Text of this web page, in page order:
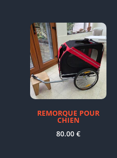
REMORQUE POUR
CHIEN
80.00 €